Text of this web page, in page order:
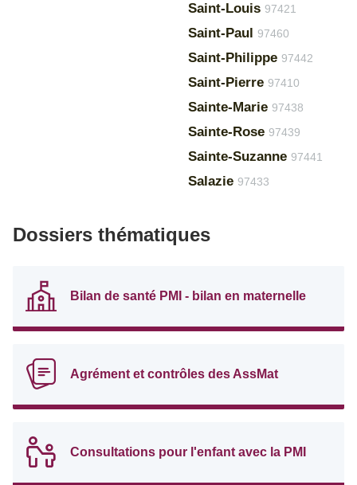
Saint-Louis 97421
Saint-Paul 97460
Saint-Philippe 97442
Saint-Pierre 97410
Sainte-Marie 97438
Sainte-Rose 97439
Sainte-Suzanne 97441
Salazie 97433
Dossiers thématiques
Bilan de santé PMI - bilan en maternelle
Agrément et contrôles des AssMat
Consultations pour l'enfant avec la PMI